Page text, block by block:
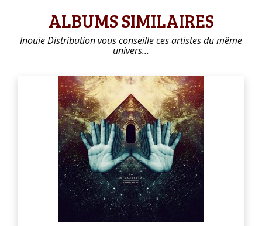
ALBUMS SIMILAIRES
Inouie Distribution vous conseille ces artistes du même
univers…